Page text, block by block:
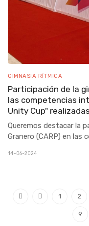
GIMNASIA RÍTMICA
Participación de la
las competencias
Unity Cup"
Queremos destacar la
Granero (CARP) en las
14-06-2024
1 2
9